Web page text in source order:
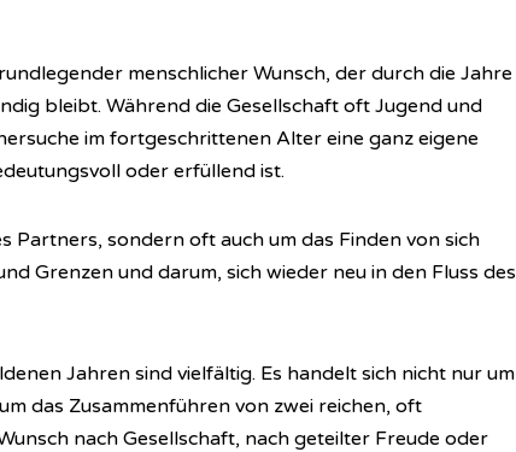
menschlicher Wunsch, der durch die Jahre
bleibt. Während die Gesellschaft oft Jugend und
im fortgeschrittenen Alter eine ganz eigene
oder erfüllend ist.
Partners, sondern oft auch um das Finden von sich
Grenzen und darum, sich wieder neu in den Fluss des
Jahren sind vielfältig. Es handelt sich nicht nur um
das Zusammenführen von zwei reichen, oft
nach Gesellschaft, nach geteilter Freude oder